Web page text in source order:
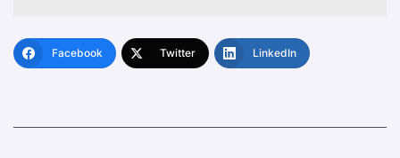
Facebook Twitter LinkedIn